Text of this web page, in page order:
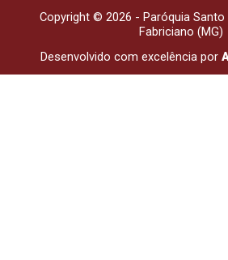
Copyright © 2026 - Paróquia
Fabriciano (MG)
Desenvolvido com excelência por